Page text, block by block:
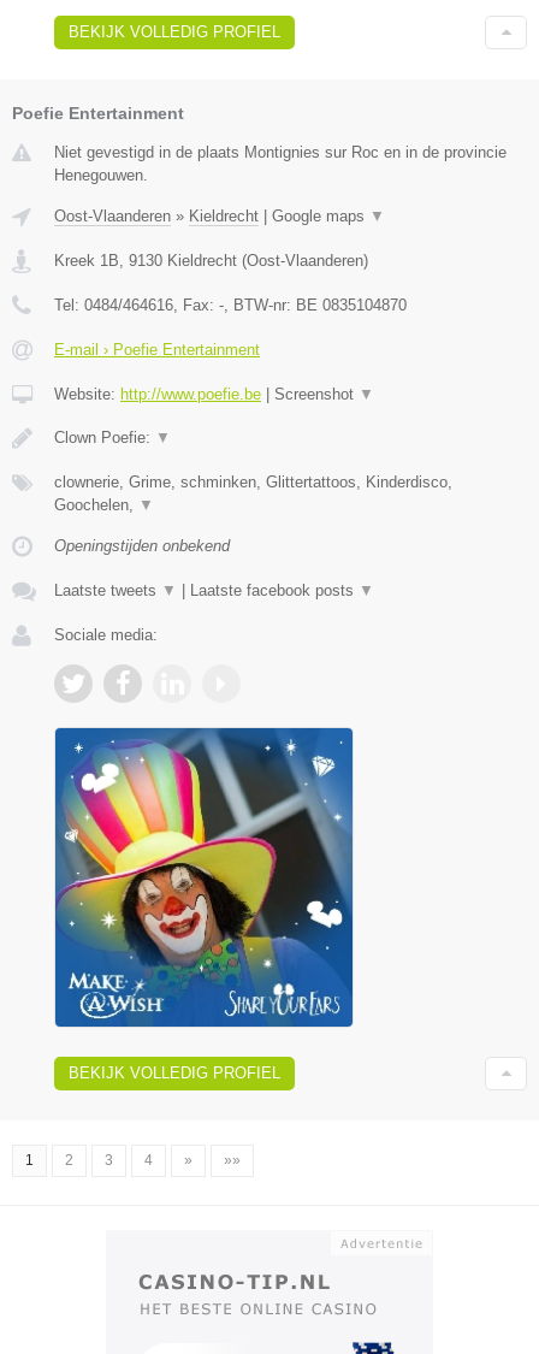
BEKIJK VOLLEDIG PROFIEL
Poefie Entertainment
Niet gevestigd in de plaats Montignies sur Roc en in de provincie
Henegouwen.
Oost-Vlaanderen » Kieldrecht Google maps ▼
Kreek 1B, 9130 Kieldrecht (Oost-Vlaanderen)
Tel: 0484/464616, Fax: -, BTW-nr: BE 0835104870
E-mail › Poefie Entertainment
Website: http://www.poefie.be Screenshot ▼
Clown Poefie: ▼
clownerie, Grime, schminken, Glittertattoos, Kinderdisco,
Goochelen, ▼
Openingstijden onbekend
Laatste tweets ▼ Laatste facebook posts ▼
Sociale media:
BEKIJK VOLLEDIG PROFIEL
1 2 3 4 » »»